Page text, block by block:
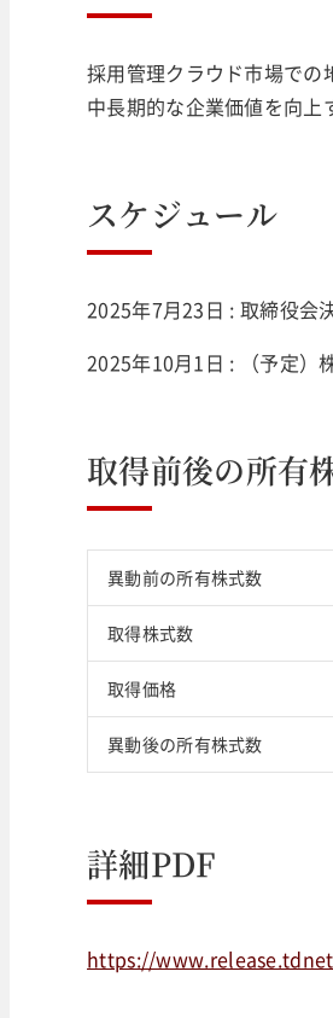
採用管理クラウド市場で
中長期的な企業価値を向上
スケジュール
2025年7月23日 : 取締役会
2025年10月1日 : （予定）
取得前後の所有
異動前の所有株式数
取得株式数
取得価格
異動後の所有株式数
詳細PDF
https://